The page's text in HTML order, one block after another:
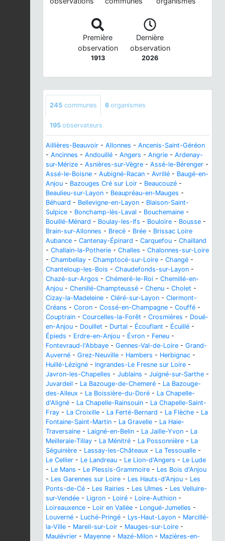
Première
observation
1913
Dernière
observation
2026
245 communes 6 organismes
195 observateurs
Aillières-Beauvoir - Allonnes - Ancenis-Saint-Géréon
- Ancinnes - Andouillé - Angers - Angrie - Ardenay-
sur-Mérize - Asnières-sur-Vègre - Assé-le-Bérenger -
Assé-le-Boisne - Aubigné-Racan - Avrillé - Baugé-en-
Anjou - Bazouges Cré sur Loir - Beaucouzé -
Beaulieu-sur-Layon - Beaupréau-en-Mauges -
Béhuard - Bellevigne-en-Layon - Blaison-Saint-
Sulpice - Bonchamp-lès-Laval - Bouchemaine -
Bouillé-Ménard - Boulay-les-Ifs - Bouloire - Bousse -
Brain-sur-Allonnes - Brecé - Brée - Brissac Loire
Aubance - Cantenay-Épinard - Carquefou - Chailland
- Challain-la-Potherie - Challes - Chalonnes-sur-Loire
- Chambellay - Champtocé-sur-Loire - Changé -
Chanteloup-les-Bois - Chaudefonds-sur-Layon -
Chazé-sur-Argos - Chémeré-le-Roi - Chemillé-en-
Anjou - Chenillé-Champteussé - Chenu - Cholet -
Cizay-la-Madeleine - Cléré-sur-Layon - Clermont-
Créans - Coron - Cossé-en-Champagne - Couffé -
Couptrain - Courcelles-la-Forêt - Crosmières - Doué-
en-Anjou - Douillet - Durtal - Écouflant - Écuillé -
Épieds - Erdre-en-Anjou - Évron - Feneu -
Fontevraud-l'Abbaye - Gennes-Val-de-Loire - Grand-
Auverné - Grez-Neuville - Hambers - Herbignac -
Huillé-Lézigné - Ingrandes-Le Fresne sur Loire -
Javron-les-Chapelles - Jublains - Juigné-sur-Sarthe -
Juvardeil - La Bazouge-de-Chemeré - La Bazouge-
des-Alleux - La Boissière-du-Doré - La Chapelle-
d'Aligné - La Chapelle-Rainsouin - La Chapelle-Saint-
Fray - La Croixille - La Ferté-Bernard - La Flèche - La
Fontaine-Saint-Martin - La Gravelle - La Haie-
Traversaine - Laigné-en-Belin - La Jaille-Yvon - La
Meilleraie-Tillay - La Ménitré - La Possonnière - La
Séguinière - Lassay-les-Châteaux - La Tessoualle -
Le Cellier - Le Landreau - Le Lion-d'Angers - Le Lude
- Le Mans - Le Plessis-Grammoire - Les Bois d'Anjou
- Les Garennes sur Loire - Les Hauts-d'Anjou - Les
Ponts-de-Cé - Les Rairies - Les Ulmes - Les Velluire-
sur-Vendée - Ligron - Loiré - Loire-Authion -
Loireauxence - Loir en Vallée - Longué-Jumelles -
Louverné - Luché-Pringé - Lys-Haut-Layon - Marcillé-
la-Ville - Mareil-sur-Loir - Mauges-sur-Loire -
Maulévrier - Mayenne - Mazé-Milon - Mazières-en-